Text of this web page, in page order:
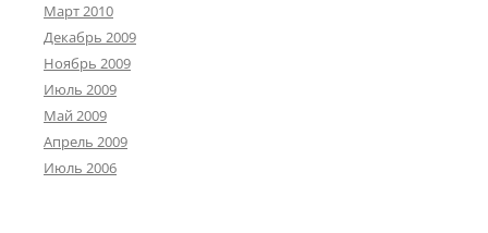
Март 2010
Декабрь 2009
Ноябрь 2009
Июль 2009
Май 2009
Апрель 2009
Июль 2006